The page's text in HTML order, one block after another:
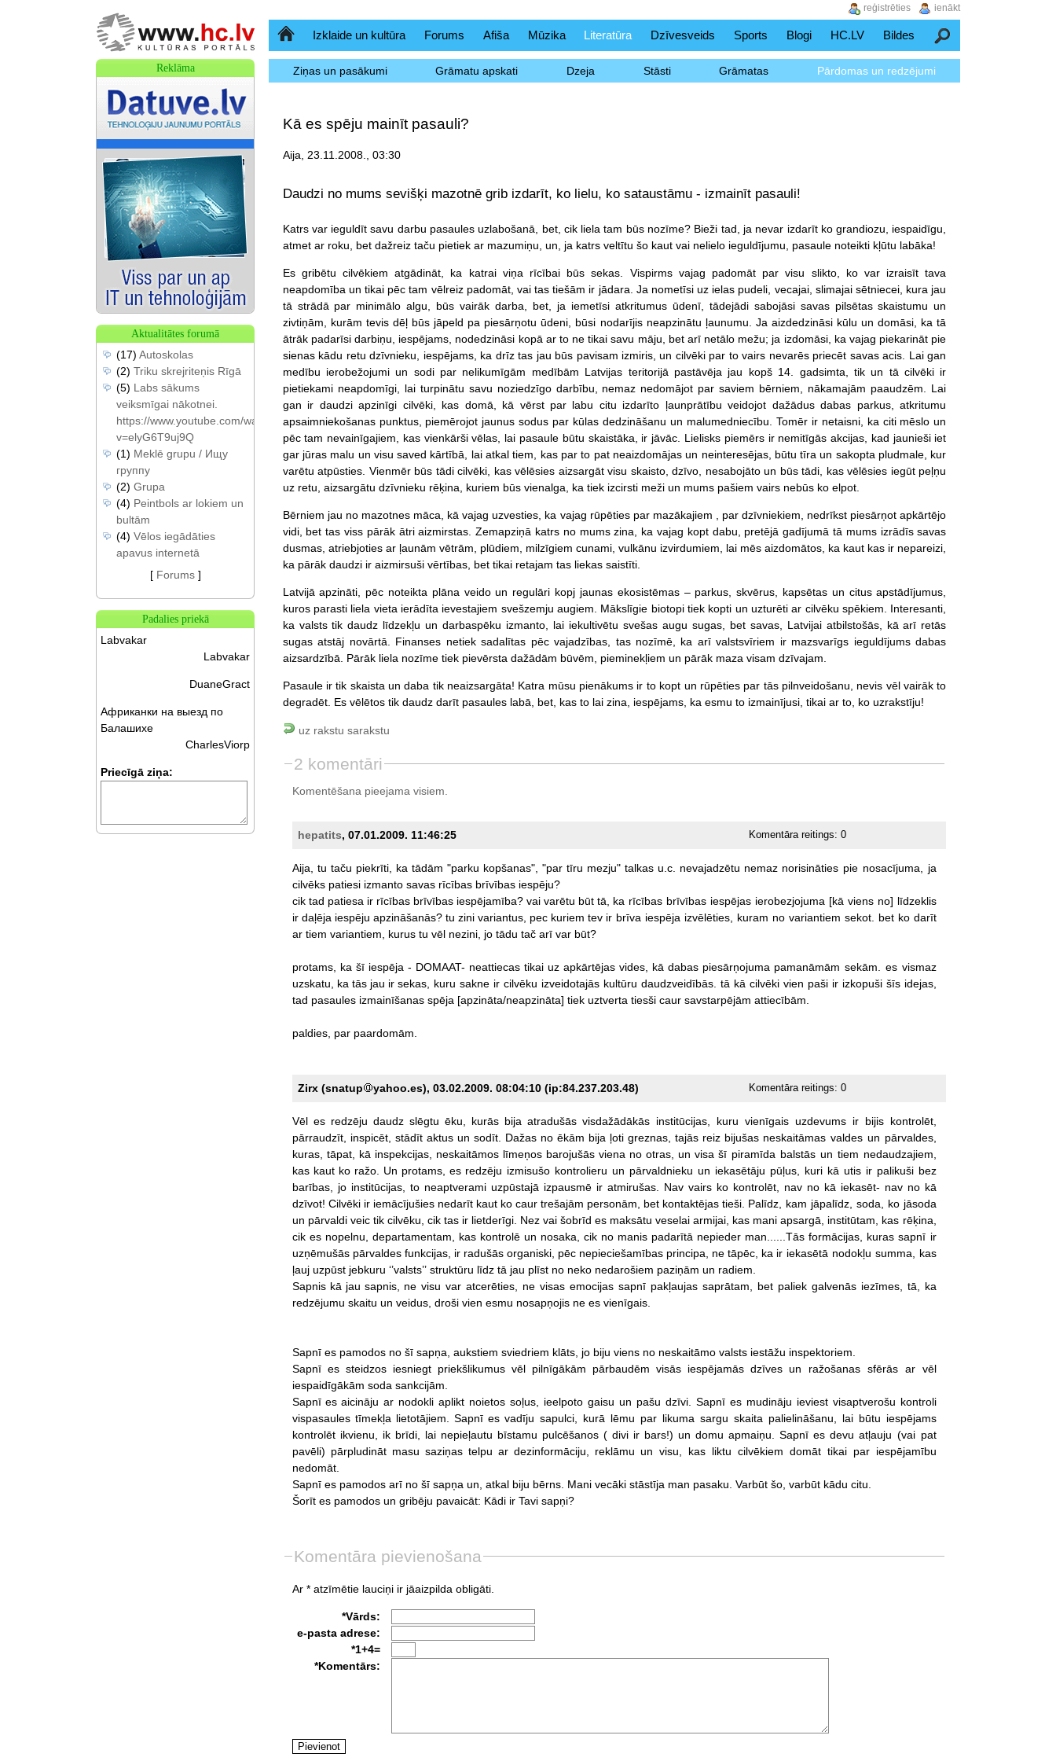
SākumlapaIzklaide un kultūra Forums Afiša Mūzika Literatūra Dzīvesveids Sports Blogi HC.LV Bildes Meklēšana
Ziņas un pasākumi Grāmatu apskati Dzeja Stāsti Grāmatas Pārdomas un redzējumi
Kā es spēju mainīt pasauli?
Aija, 23.11.2008., 03:30
Daudzi no mums sevišķi mazotnē grib izdarīt, ko lielu, ko sataustāmu - izmainīt pasauli!
Katrs var ieguldīt savu darbu pasaules uzlabošanā, bet, cik liela tam būs nozīme? Bieži tad, ja nevar izdarīt ko grandiozu, iespaidīgu,
atmet ar roku, bet dažreiz taču pietiek ar mazumiņu, un, ja katrs veltītu šo kaut vai nelielo ieguldījumu, pasaule noteikti kļūtu labāka!
Es gribētu cilvēkiem atgādināt, ka katrai viņa rīcībai būs sekas. Vispirms vajag padomāt par visu slikto, ko var izraisīt tava
neapdomība un tikai pēc tam vēlreiz padomāt, vai tas tiešām ir jādara. Ja nometīsi uz ielas pudeli, vecajai, slimajai sētniecei, kura jau
tā strādā par minimālo algu, būs vairāk darba, bet, ja iemetīsi atkritumus ūdenī, tādejādi sabojāsi savas pilsētas skaistumu un
zivtiņām, kurām tevis dēļ būs jāpeld pa piesārņotu ūdeni, būsi nodarījis neapzinātu ļaunumu. Ja aizdedzināsi kūlu un domāsi, ka tā
ātrāk padarīsi darbiņu, iespējams, nodedzināsi kopā ar to ne tikai savu māju, bet arī netālo mežu; ja izdomāsi, ka vajag piekarināt pie
sienas kādu retu dzīvnieku, iespējams, ka drīz tas jau būs pavisam izmiris, un cilvēki par to vairs nevarēs priecēt savas acis. Lai gan
medību ierobežojumi un sodi par nelikumīgām medībām Latvijas teritorijā pastāvēja jau kopš 14. gadsimta, tik un tā cilvēki ir
pietiekami neapdomīgi, lai turpinātu savu noziedzīgo darbību, nemaz nedomājot par saviem bērniem, nākamajām paaudzēm. Lai
gan ir daudzi apzinīgi cilvēki, kas domā, kā vērst par labu citu izdarīto ļaunprātību veidojot dažādus dabas parkus, atkritumu
apsaimniekošanas punktus, piemērojot jaunus sodus par kūlas dedzināšanu un malumedniecību. Tomēr ir netaisni, ka citi mēslo un
pēc tam nevainīgajiem, kas vienkārši vēlas, lai pasaule būtu skaistāka, ir jāvāc. Lielisks piemērs ir nemitīgās akcijas, kad jaunieši iet
gar jūras malu un visu saved kārtībā, lai atkal tiem, kas par to pat neaizdomājas un neinteresējas, būtu tīra un sakopta pludmale, kur
varētu atpūsties. Vienmēr būs tādi cilvēki, kas vēlēsies aizsargāt visu skaisto, dzīvo, nesabojāto un būs tādi, kas vēlēsies iegūt peļņu
uz retu, aizsargātu dzīvnieku rēķina, kuriem būs vienalga, ka tiek izcirsti meži un mums pašiem vairs nebūs ko elpot.
Bērniem jau no mazotnes māca, kā vajag uzvesties, ka vajag rūpēties par mazākajiem , par dzīvniekiem, nedrīkst piesārņot apkārtējo
vidi, bet tas viss pārāk ātri aizmirstas. Zemapziņā katrs no mums zina, ka vajag kopt dabu, pretējā gadījumā tā mums izrādīs savas
dusmas, atriebjoties ar ļaunām vētrām, plūdiem, milzīgiem cunami, vulkānu izvirdumiem, lai mēs aizdomātos, ka kaut kas ir nepareizi,
ka pārāk daudzi ir aizmirsuši vērtības, bet tikai retajam tas liekas saistīti.
Latvijā apzināti, pēc noteikta plāna veido un regulāri kopj jaunas ekosistēmas – parkus, skvērus, kapsētas un citus apstādījumus,
kuros parasti liela vieta ierādīta ievestajiem svešzemju augiem. Mākslīgie biotopi tiek kopti un uzturēti ar cilvēku spēkiem. Interesanti,
ka valsts tik daudz līdzekļu un darbaspēku izmanto, lai iekultivētu svešas augu sugas, bet savas, Latvijai atbilstošās, kā arī retās
sugas atstāj novārtā. Finanses netiek sadalītas pēc vajadzības, tas nozīmē, ka arī valstsvīriem ir mazsvarīgs ieguldījums dabas
aizsardzībā. Pārāk liela nozīme tiek pievērsta dažādām būvēm, pieminekļiem un pārāk maza visam dzīvajam.
Pasaule ir tik skaista un daba tik neaizsargāta! Katra mūsu pienākums ir to kopt un rūpēties par tās pilnveidošanu, nevis vēl vairāk to
degradēt. Es vēlētos tik daudz darīt pasaules labā, bet, kas to lai zina, iespējams, ka esmu to izmainījusi, tikai ar to, ko uzrakstīju!
uz rakstu sarakstu
2 komentāri
Komentēšana pieejama visiem.
hepatits, 07.01.2009. 11:46:25 Komentāra reitings:0
Aija, tu taču piekrīti, ka tādām "parku kopšanas", "par tīru mezju" talkas u.c. nevajadzētu nemaz norisināties pie nosacījuma,
ja
cilvēks patiesi izmanto savas rīcības brīvības iespēju?
cik tad patiesa ir rīcības brīvības iespējamība? vai varētu būt tā, ka rīcības brīvības iespējas ierobezjojuma [kā viens no] līdzeklis
ir daļēja iespēju apzināšanās? tu zini variantus, pec kuriem tev ir brīva iespēja izvēlēties, kuram no variantiem sekot. bet ko darīt
ar tiem variantiem, kurus tu vēl nezini, jo tādu tač arī var būt?
protams, ka šī iespēja - DOMAAT- neattiecas tikai uz apkārtējas vides, kā dabas piesārņojuma pamanāmām sekām. es vismaz
uzskatu,
ka tās jau ir sekas, kuru sakne ir cilvēku izveidotajās kultūru daudzveidībās. tā kā cilvēki vien paši ir izkopuši šīs idejas,
tad pasaules izmainīšanas spēja [apzināta/neapzināta] tiek uztverta tiesši caur savstarpējām attiecībām.
paldies, par paardomām.
Zirx (snatup yahoo.es), 03.02.2009. 08:04:10 (ip:84.237.203.48) Komentāra reitings:0
Vēl es redzēju daudz slēgtu ēku, kurās bija atradušās visdažādākās institūcijas, kuru vienīgais uzdevums ir bijis kontrolēt,
pārraudzīt,
inspicēt, stādīt aktus un sodīt. Dažas no ēkām bija ļoti greznas, tajās reiz bijušas neskaitāmas valdes un pārvaldes,
kuras, tāpat, kā inspekcijas, neskaitāmos līmeņos barojušās viena no otras, un visa šī piramīda balstās un tiem nedaudzajiem,
kas kaut ko ražo. Un protams, es redzēju izmisušo kontrolieru un pārvaldnieku un iekasētāju pūļus, kuri kā utis ir palikuši bez
barības,
jo institūcijas, to neaptverami uzpūstajā izpausmē ir atmirušas. Nav vairs ko kontrolēt, nav no kā iekasēt- nav no kā
dzīvot! Cilvēki ir iemācījušies nedarīt kaut ko caur trešajām personām, bet kontaktējas tieši. Palīdz, kam jāpalīdz, soda, ko jāsoda
un pārvaldi veic tik cilvēku, cik tas ir lietderīgi. Nez vai šobrīd es maksātu veselai armijai, kas mani apsargā, institūtam, kas rēķina,
cik es nopelnu, departamentam, kas kontrolē un nosaka, cik no manis padarītā nepieder man......Tās formācijas, kuras sapnī ir
uzņēmušās pārvaldes funkcijas, ir radušās organiski, pēc nepieciešamības principa, ne tāpēc, ka ir iekasētā nodokļu summa,
kas
ļauj uzpūst jebkuru ‘’valsts’’ struktūru līdz tā jau plīst no neko nedarošiem paziņām un radiem.
Sapnis kā jau sapnis, ne visu var atcerēties, ne visas emocijas sapnī pakļaujas saprātam, bet paliek galvenās iezīmes, tā,
ka
redzējumu skaitu un veidus, droši vien esmu nosapņojis ne es vienīgais.
Sapnī es pamodos no šī sapņa, aukstiem sviedriem klāts, jo biju viens no neskaitāmo valsts iestāžu inspektoriem.
Sapnī es steidzos iesniegt priekšlikumus vēl pilnīgākām pārbaudēm visās iespējamās dzīves un ražošanas sfērās ar vēl
iespaidīgākām soda sankcijām.
Sapnī es aicināju ar nodokli aplikt noietos soļus, ieelpoto gaisu un pašu dzīvi. Sapnī es mudināju ieviest visaptverošu kontroli
vispasaules tīmekļa lietotājiem. Sapnī es vadīju sapulci, kurā lēmu par likuma sargu skaita palielināšanu, lai būtu iespējams
kontrolēt ikvienu, ik brīdi, lai nepieļautu bīstamu pulcēšanos ( divi ir bars!) un domu apmaiņu. Sapnī es devu atļauju (vai pat
pavēli) pārpludināt masu saziņas telpu ar dezinformāciju, reklāmu un visu, kas liktu cilvēkiem domāt tikai par iespējamību
nedomāt.
Sapnī es pamodos arī no šī sapņa un, atkal biju bērns. Mani vecāki stāstīja man pasaku. Varbūt šo, varbūt kādu citu.
Šorīt es pamodos un gribēju pavaicāt: Kādi ir Tavi sapņi?
Komentāra pievienošana
Ar * atzīmētie lauciņi ir jāaizpilda obligāti.
*Vārds:
e-pasta adrese:
*1+4=
*Komentārs:
Reklāma
Aktualitātes forumā
(17) Autoskolas
(2) Triku skrejriteņis Rīgā
(5) Labs sākums
veiksmīgai nākotnei.
https://www.youtube.com/watch?
v=elyG6T9uj9Q
(1) Meklē grupu / Ищу
группу
(2) Grupa
(4) Peintbols ar lokiem un
bultām
(4) Vēlos iegādāties
apavus internetā
[ Forums]
Padalies priekā
Labvakar
Labvakar
DuaneGract
Африканки на выезд по
Балашихе
CharlesViorp
Priecīgā ziņa:
ienākt
reģistrēties